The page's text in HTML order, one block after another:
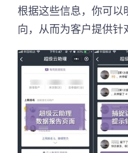
根据这些信息，你可以
向，从而为客户提供针